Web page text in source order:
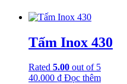
Tấm Inox 430
Rated 5.00 out of 5
40.000 ₫ Đọc thêm